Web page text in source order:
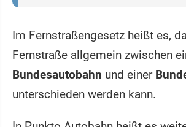
Im Fernstraßengesetz heißt es,
Fernstraße allgemein zwischen
Bundesautobahn und einer
unterschieden werden kann.